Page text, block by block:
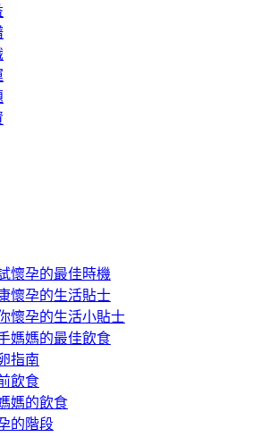
懷孕的最佳時機
懷孕的生活貼士
懷孕的生活小貼士
媽媽的最佳飲食
指南
飲食
媽的飲食
的階段